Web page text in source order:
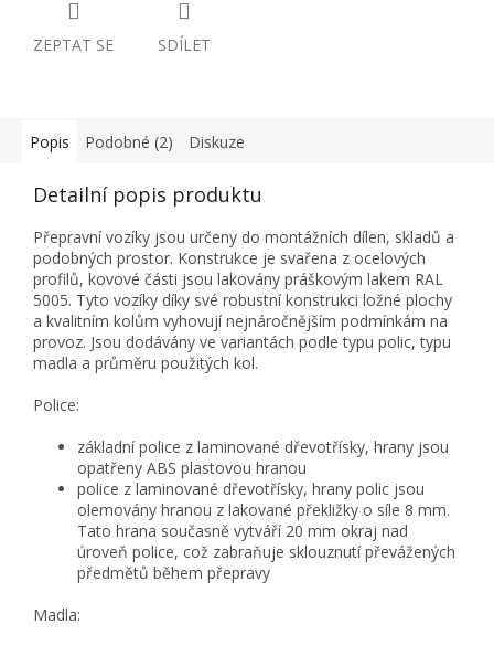
ZEPTAT SE SDÍLET
Popis Podobné (2) Diskuze
Detailní popis produktu
Přepravní vozíky jsou určeny do montážních dílen, skladů a
podobných prostor. Konstrukce je svařena z ocelových
profilů, kovové části jsou lakovány práškovým lakem RAL
5005. Tyto vozíky díky své robustní konstrukci ložné plochy
a kvalitním kolům vyhovují nejnáročnějším podmínkám na
provoz. Jsou dodávány ve variantách podle typu polic, typu
madla a průměru použitých kol.
Police:
základní police z laminované dřevotřísky, hrany jsou
opatřeny ABS plastovou hranou
police z laminované dřevotřísky, hrany polic jsou
olemovány hranou z lakované překližky o síle 8 mm.
Tato hrana současně vytváří 20 mm okraj nad
úroveň police, což zabraňuje sklouznutí převážených
předmětů během přepravy
Madla: